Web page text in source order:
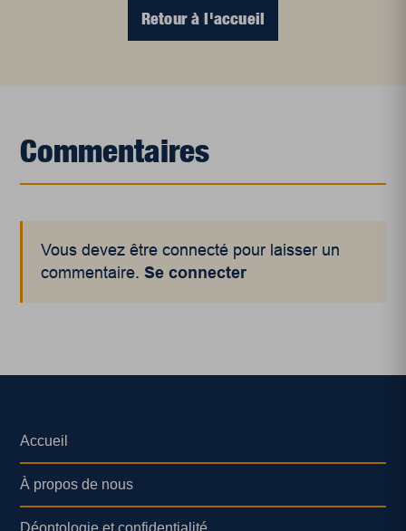
Retour à l'accueil
Commentaires
Vous devez être connecté pour laisser un
commentaire.Se connecter
Accueil
À propos de nous